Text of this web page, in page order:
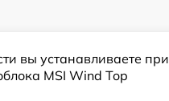
вы устанавливаете при
MSI Wind Top